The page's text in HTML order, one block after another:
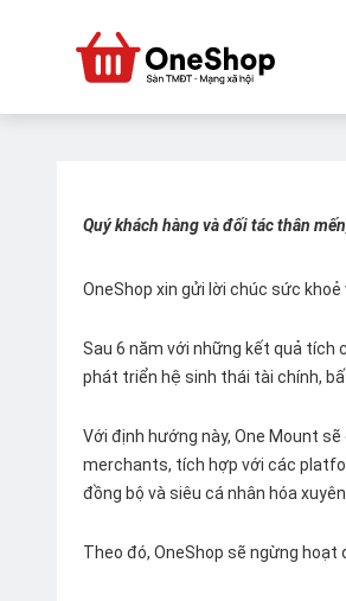
Quý khách hàng và đối tác thân
OneShop xin gửi lời chúc sức
Sau 6 năm với những kết quả tích
phát triển hệ sinh thái tài chính,
Với định hướng này, One Mount
merchants, tích hợp với các
đồng bộ và siêu cá nhân hóa
Theo đó, OneShop sẽ ngừng hoạt